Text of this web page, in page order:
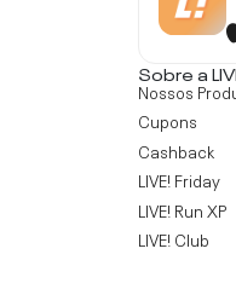
Sobre a
Nossos
Cupons
Cashback
LIVE! Friday
LIVE! Run XP
LIVE! Club